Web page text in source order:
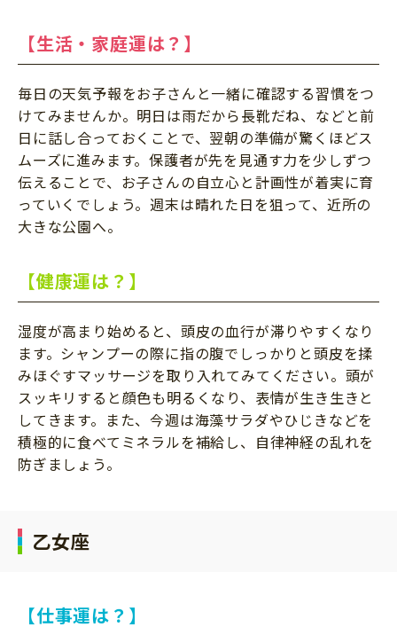
【生活・家庭運は？】
毎日の天気予報をお子さんと一緒に確認する習慣をつ
けてみませんか。明日は雨だから長靴だね、などと前
日に話し合っておくことで、翌朝の準備が驚くほどス
ムーズに進みます。保護者が先を見通す力を少しずつ
伝えることで、お子さんの自立心と計画性が着実に育
っていくでしょう。週末は晴れた日を狙って、近所の
大きな公園へ。
【健康運は？】
湿度が高まり始めると、頭皮の血行が滞りやすくなり
ます。シャンプーの際に指の腹でしっかりと頭皮を揉
みほぐすマッサージを取り入れてみてください。頭が
スッキリすると顔色も明るくなり、表情が生き生きと
してきます。また、今週は海藻サラダやひじきなどを
積極的に食べてミネラルを補給し、自律神経の乱れを
防ぎましょう。
乙女座
【仕事運は？】